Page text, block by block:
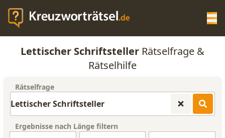
KREUZWORTRÄTSEL-HILFE
ANAGRAMM-GENERATOR
Lettischer Schriftsteller Rätselfrage &
Rätselhilfe
Rätselfrage
Ergebnisse nach Länge filtern